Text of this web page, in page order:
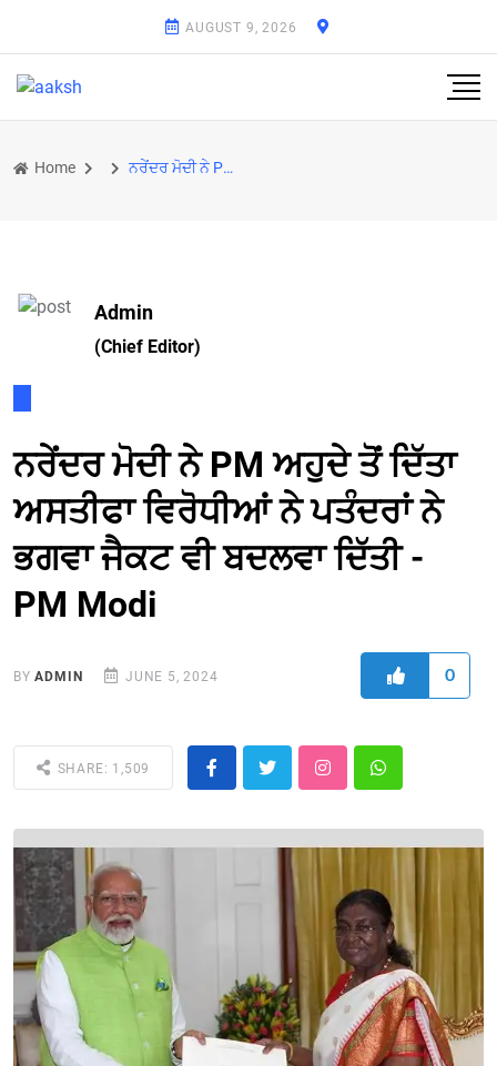
AUGUST 9, 2026
Home ਨਰੇਂਦਰ ਮੋਦੀ ਨੇ PM ਅਹੁਦੇ ਤੋਂ ਦਿੱਤਾ ਅਸਤੀਫਾ ਵਿਰੋਧੀਆਂ ਨੇ ਪਤੰਦਰਾਂ ਨੇ ਭਗਵਾ ਜੈਕਟ ਵੀ ਬਦਲਵਾ ਦਿੱਤੀ - PM Modi
Admin
(Chief Editor)
ਨਰੇਂਦਰ ਮੋਦੀ ਨੇ PM ਅਹੁਦੇ ਤੋਂ ਦਿੱਤਾ
ਅਸਤੀਫਾ ਵਿਰੋਧੀਆਂ ਨੇ ਪਤੰਦਰਾਂ ਨੇ
ਭਗਵਾ ਜੈਕਟ ਵੀ ਬਦਲਵਾ ਦਿੱਤੀ -
PM Modi
BYADMIN JUNE 5, 2024 0
SHARE: 1,509